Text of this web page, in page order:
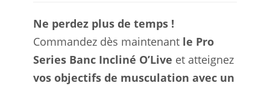
Ne perdez plus de temps !
Commandez dès maintenant le Pro
Series Banc Incliné O’Live et atteignez
vos objectifs de musculation avec un